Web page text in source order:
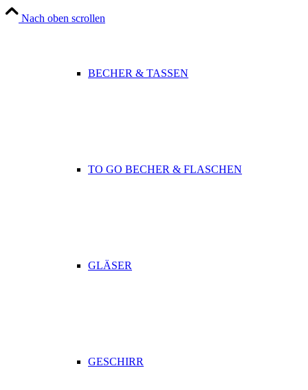
BECHER & TASSEN
TO GO BECHER & FLASCHEN
GLÄSER
GESCHIRR
Nach oben scrollen